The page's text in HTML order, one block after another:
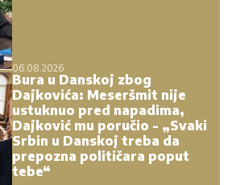
06.08.2026.
Bura u Danskoj zbog
Dajkovića: Meseršmit nije
ustuknuo pred napadima,
Dajković mu poručio - „Svaki
Srbin u Danskoj treba da
prepozna političara poput
tebe“